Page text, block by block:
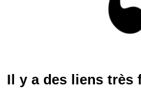
Il y a des liens très